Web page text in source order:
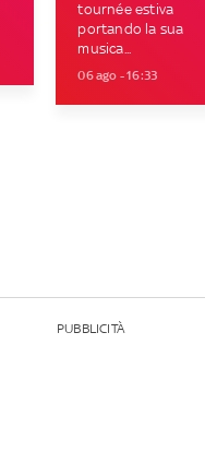
tournée estiva
portando la sua
musica...
06 ago - 16:33
PUBBLICITÀ